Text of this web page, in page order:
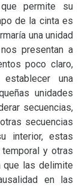
permite su
de la cinta es
una unidad
presentan a
poco claro,
una
unidades
secuencias,
secuencias
interior, estas
y otras
que las delimite
en las